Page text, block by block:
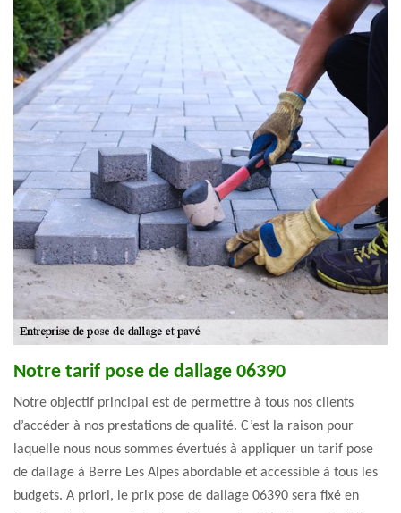
Notre tarif pose de dallage 06390
Notre objectif principal est de permettre à tous nos clients
d’accéder à nos prestations de qualité. C’est la raison pour
laquelle nous nous sommes évertués à appliquer un tarif pose
de dallage à Berre Les Alpes abordable et accessible à tous les
budgets. A priori, le prix pose de dallage 06390 sera fixé en